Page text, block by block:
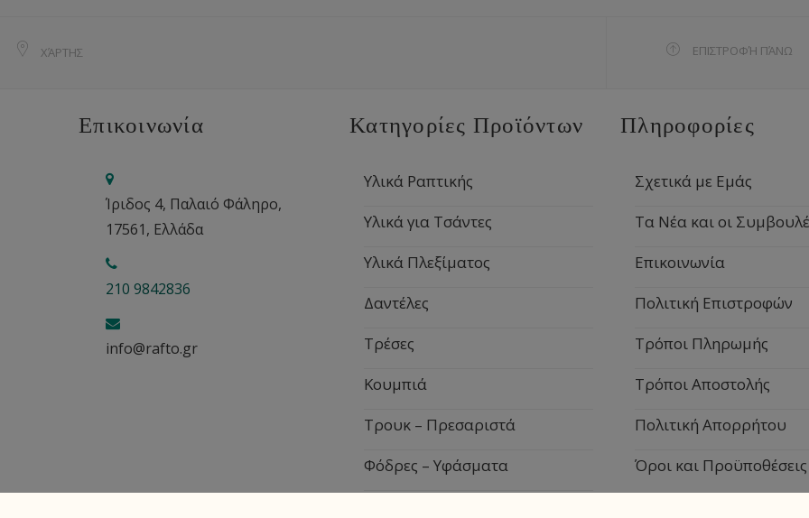
ΧΆΡΤΗΣ ΕΠΙΣΤΡΟΦΉ ΠΆΝΩ
Επικοινωνία
Ίριδος 4, Παλαιό Φάληρο,
17561, Ελλάδα
210 9842836
info@rafto.gr
Κατηγορίες Προϊόντων
Υλικά Ραπτικής
Υλικά για Τσάντες
Υλικά Πλεξίματος
Δαντέλες
Τρέσες
Κουμπιά
Τρουκ – Πρεσαριστά
Φόδρες – Υφάσματα
Πληροφορίες
Σχετικά με Εμάς
Τα Νέα και οι
Επικοινωνία
Πολιτική Επιστροφών
Τρόποι Πληρωμής
Τρόποι Αποστολής
Πολιτική Απορρήτου
Όροι και Προϋποθέσεις